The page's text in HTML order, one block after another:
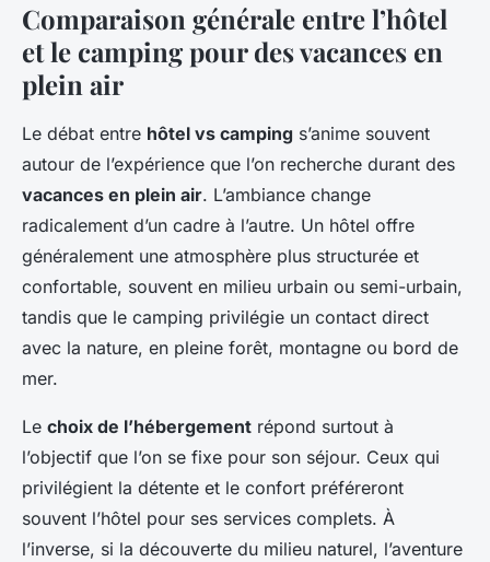
Comparaison générale entre l’hôtel
et le camping pour des vacances en
plein air
Le débat entre hôtel vs camping s’anime souvent
autour de l’expérience que l’on recherche durant des
vacances en plein air. L’ambiance change
radicalement d’un cadre à l’autre. Un hôtel offre
généralement une atmosphère plus structurée et
confortable, souvent en milieu urbain ou semi-urbain,
tandis que le camping privilégie un contact direct
avec la nature, en pleine forêt, montagne ou bord de
mer.
Le choix de l’hébergement répond surtout à
l’objectif que l’on se fixe pour son séjour. Ceux qui
privilégient la détente et le confort préféreront
souvent l’hôtel pour ses services complets. À
l’inverse, si la découverte du milieu naturel, l’aventure